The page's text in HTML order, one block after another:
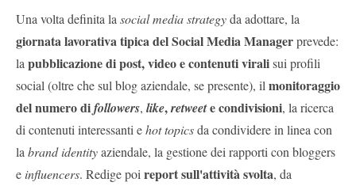
Una volta definita la social media strategyda adottare, la
giornata lavorativa tipica del Social Media Managerprevede:
la pubblicazione di post, video e contenuti viralisui profili
social (oltre che sul blog aziendale, se presente), il monitoraggio
del numero difollowers, like,retweete condivisioni, la ricerca
di contenuti interessanti ehot topicsda condividere in linea con
la brand identityaziendale, la gestione dei rapporti con bloggers
e influencers. Redige poi report sull'attività svolta, da